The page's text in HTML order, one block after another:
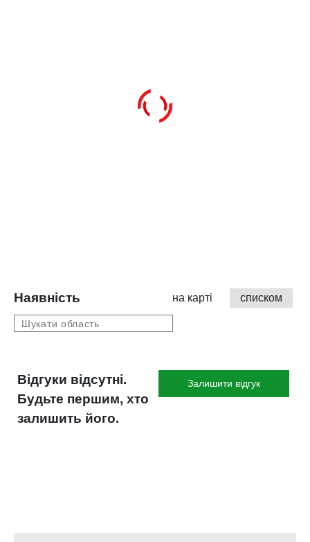
Наявність на карті списком
Відгуки відсутні.
Будьте першим, хто
залишить його.
Залишити відгук